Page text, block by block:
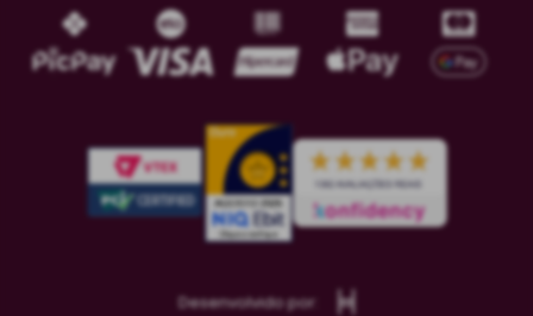
Desenvolvido por: